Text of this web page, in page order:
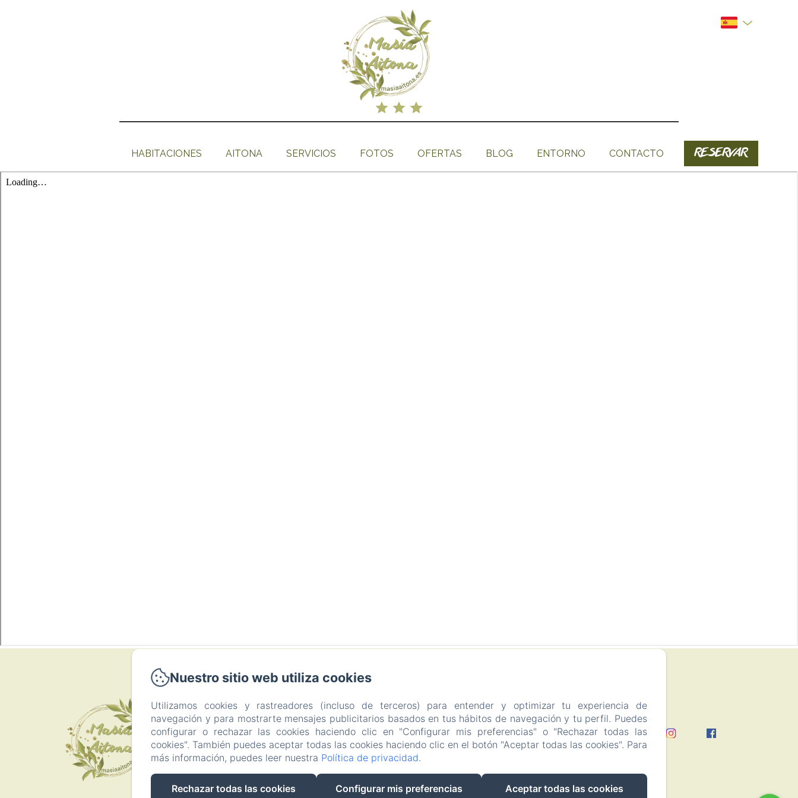
HABITACIONES AITONA SERVICIOS FOTOS OFERTAS BLOG ENTORNO CONTACTO RESERVAR
Teléfono: +34617890043
hola@masiaaitona.com
Inicio
Habitaciones Ofertas Contacto
Política de privacidad
Información legal
Información sobre cookies
ES
Nuestro sitio web utiliza cookies
Utilizamos cookies y rastreadores (incluso de terceros) para entender y optimizar tu experiencia de
navegación y para mostrarte mensajes publicitarios basados en tus hábitos de navegación y tu perfil. Puedes
configurar o rechazar las cookies haciendo clic en "Configurar mis preferencias" o "Rechazar todas las
cookies". También puedes aceptar todas las cookies haciendo clic en el botón "Aceptar todas las cookies". Para
más información, puedes leer nuestra Política de privacidad.
Rechazar todas las cookies Configurar mis preferencias Aceptar todas las cookies